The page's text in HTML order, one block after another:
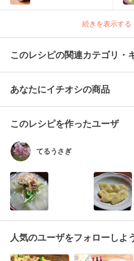
続きを表示する
このレシピの関連カテゴリ・
あなたにイチオシの商品
このレシピを作ったユーザ
てるうさぎ
人気のユーザをフォローしよ